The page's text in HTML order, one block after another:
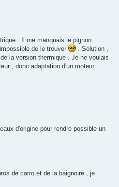
. Il me manquais le pignon
de le trouver
. Solution ,
la version thermique . Je ne voulais
, donc adaptation d'un moteur
d'origine pour rendre possible un
de carro et de la baignoire , je